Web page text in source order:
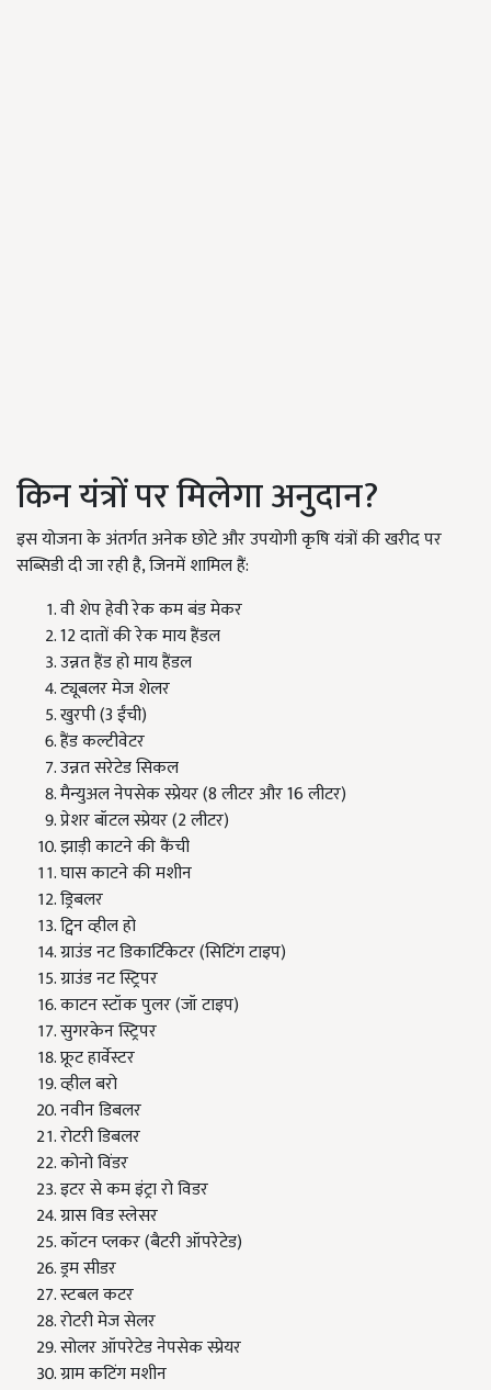
किन यंत्रों पर मिलेगा अनुदान?
इस योजना के अंतर्गत अनेक छोटे और उपयोगी कृषि यंत्रों की खरीद पर
सब्सिडी दी जा रही है, जिनमें शामिल हैं:
वी शेप हेवी रेक कम बंड मेकर
12 दातों की रेक माय हैंडल
उन्नत हैंड हो माय हैंडल
ट्यूबलर मेज शेलर
खुरपी (3 ईंची)
हैंड कल्टीवेटर
उन्नत सरेटेड सिकल
मैन्युअल नेपसेक स्प्रेयर (8 लीटर और 16 लीटर)
प्रेशर बॉटल स्प्रेयर (2 लीटर)
झाड़ी काटने की कैंची
घास काटने की मशीन
ड्रिबलर
ट्विन व्हील हो
ग्राउंड नट डिकार्टिकेटर (सिटिंग टाइप)
ग्राउंड नट स्ट्रिपर
काटन स्टॉक पुलर (जॉ टाइप)
सुगरकेन स्ट्रिपर
फ्रूट हार्वेस्टर
व्हील बरो
नवीन डिबलर
रोटरी डिबलर
कोनो विंडर
इटर से कम इंट्रा रो विडर
ग्रास विड स्लेसर
कॉटन प्लकर (बैटरी ऑपरेटेड)
ड्रम सीडर
स्टबल कटर
रोटरी मेज सेलर
सोलर ऑपरेटेड नेपसेक स्प्रेयर
ग्राम कटिंग मशीन